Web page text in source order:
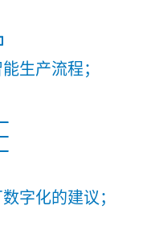
生产流程；
字化的建议；